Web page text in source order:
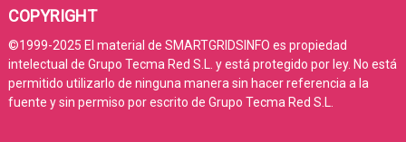
COPYRIGHT
©1999-2025 El material de SMARTGRIDSINFO es propiedad
intelectual de Grupo Tecma Red S.L. y está protegido por ley. No está
permitido utilizarlo de ninguna manera sin hacer referencia a la
fuente y sin permiso por escrito de Grupo Tecma Red S.L.